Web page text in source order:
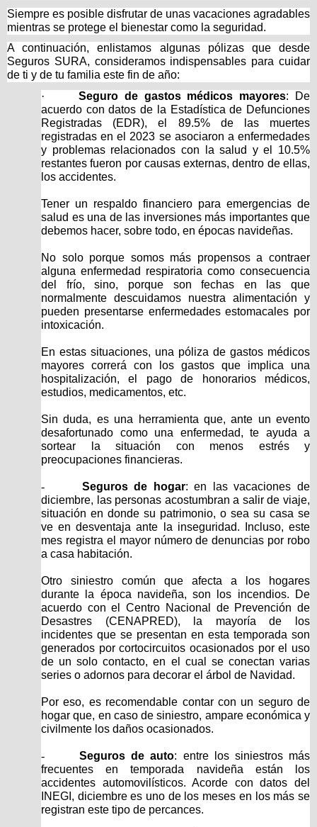
Siempre es posible disfrutar de unas vacaciones agradables
mientras se protege el bienestar como la seguridad.
A continuación, enlistamos algunas pólizas que desde
Seguros SURA, consideramos indispensables para cuidar
de ti y de tu familia este fin de año:
·
Seguro de gastos médicos mayores: De
acuerdo con datos de la Estadística de Defunciones
Registradas (EDR), el 89.5% de las muertes
registradas en el 2023 se asociaron a enfermedades
y problemas relacionados con la salud y el 10.5%
restantes fueron por causas externas, dentro de ellas,
los accidentes.
Tener un respaldo financiero para emergencias de
salud es una de las inversiones más importantes que
debemos hacer, sobre todo, en épocas navideñas.
No solo porque somos más propensos a contraer
alguna enfermedad respiratoria como consecuencia
del frío, sino, porque son fechas en las que
normalmente descuidamos nuestra alimentación y
pueden presentarse enfermedades estomacales por
intoxicación.
En estas situaciones, una póliza de gastos médicos
mayores correrá con los gastos que implica una
hospitalización, el pago de honorarios médicos,
estudios, medicamentos, etc.
Sin duda, es una herramienta que, ante un evento
desafortunado como una enfermedad, te ayuda a
sortear la situación con menos estrés y
preocupaciones financieras.
- Seguros de hogar: en las vacaciones de
diciembre, las personas acostumbran a salir de viaje,
situación en donde su patrimonio, o sea su casa se
ve en desventaja ante la inseguridad. Incluso, este
mes registra el mayor número de denuncias por robo
a casa habitación.
Otro siniestro común que afecta a los hogares
durante la época navideña, son los incendios. De
acuerdo con el Centro Nacional de Prevención de
Desastres (CENAPRED), la mayoría de los
incidentes que se presentan en esta temporada son
generados por cortocircuitos ocasionados por el uso
de un solo contacto, en el cual se conectan varias
series o adornos para decorar el árbol de Navidad.
Por eso, es recomendable contar con un seguro de
hogar que, en caso de siniestro, ampare económica y
civilmente los daños ocasionados.
- Seguros de auto: entre los siniestros más
frecuentes en temporada navideña están los
accidentes automovilísticos. Acorde con datos del
INEGI, diciembre es uno de los meses en los más se
registran este tipo de percances.